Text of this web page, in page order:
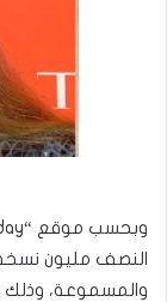
النصف مليون
والمسموعة، وذلك